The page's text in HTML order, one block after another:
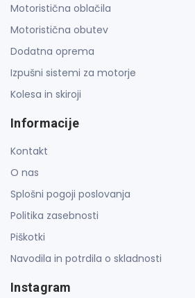
Motoristična oblačila
Motoristična obutev
Dodatna oprema
Izpušni sistemi za motorje
Kolesa in skiroji
Informacije
Kontakt
O nas
Splošni pogoji poslovanja
Politika zasebnosti
Piškotki
Navodila in potrdila o skladnosti
Instagram